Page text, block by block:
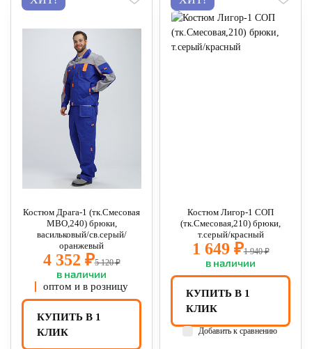
Костюм Драга-1 (тк.Смесовая
МВО,240) брюки,
васильковый/св.серый/
оранжевый
4 352 ₽5 120 ₽
в наличии
оптом и в розницу
КУПИТЬ В 1
КЛИК
Костюм Лигор-1 СОП
(тк.Смесовая,210) брюки,
т.серый/красный
1 649 ₽1 940 ₽
в наличии
КУПИТЬ В 1
КЛИК
Добавить к сравнению